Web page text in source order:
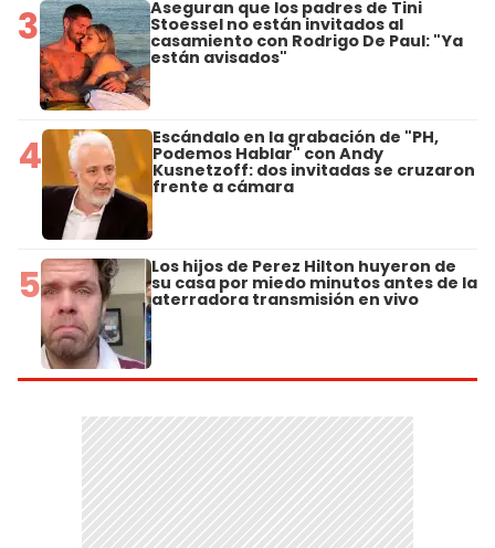
3 Aseguran que los padres de Tini
Stoessel no están invitados al
casamiento con Rodrigo De Paul: "Ya
están avisados"
4 Escándalo en la grabación de "PH,
Podemos Hablar" con Andy
Kusnetzoff: dos invitadas se cruzaron
frente a cámara
5 Los hijos de Perez Hilton huyeron de
su casa por miedo minutos antes de la
aterradora transmisión en vivo